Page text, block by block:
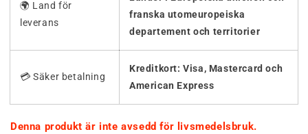
🌍 Land för
leverans
franska utomeuropeiska
departement och territorier
💳 Säker betalning
Kreditkort: Visa, Mastercard och
American Express
Denna produkt är inte avsedd för livsmedelsbruk.